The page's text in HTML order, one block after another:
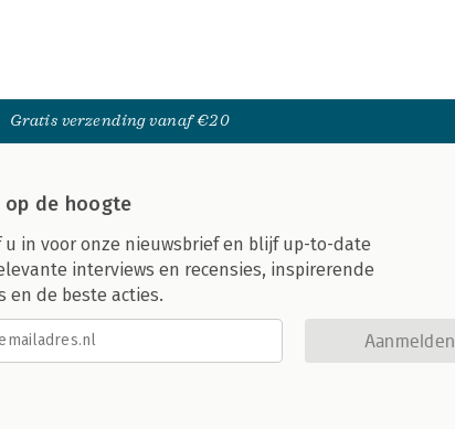
Gratis verzending vanaf €20
de hoogte
u in voor onze nieuwsbrief en blijf up-to-date
interviews en recensies, inspirerende
en de beste acties.
Aanmelden